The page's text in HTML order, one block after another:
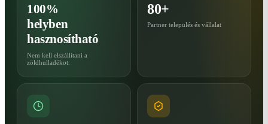
100%
helyben
hasznosítható
Nem kell elszállítani a
zöldhulladékot.
80+
Partner település és vállalat